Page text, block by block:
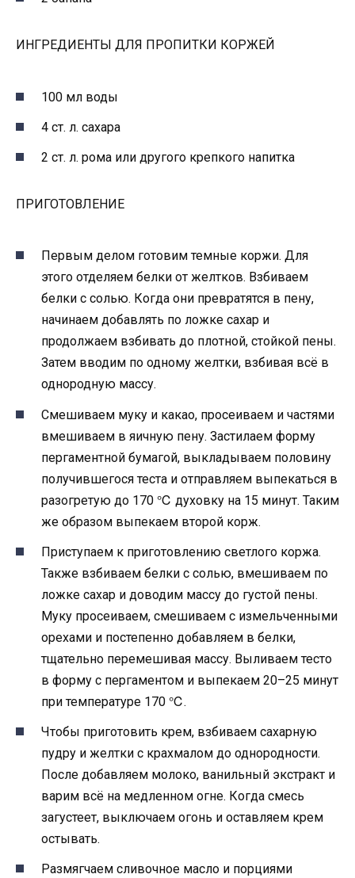
ИНГРЕДИЕНТЫ ДЛЯ ПРОПИТКИ КОРЖЕЙ
100 мл воды
4 ст. л. сахара
2 ст. л. рома или другого крепкого напитка
ПРИГОТОВЛЕНИЕ
Первым делом готовим темные коржи. Для
этого отделяем белки от желтков. Взбиваем
белки с солью. Когда они превратятся в пену,
начинаем добавлять по ложке сахар и
продолжаем взбивать до плотной, стойкой пены.
Затем вводим по одному желтки, взбивая всё в
однородную массу.
Смешиваем муку и какао, просеиваем и частями
вмешиваем в яичную пену. Застилаем форму
пергаментной бумагой, выкладываем половину
получившегося теста и отправляем выпекаться в
разогретую до 170 ℃ духовку на 15 минут. Таким
же образом выпекаем второй корж.
Приступаем к приготовлению светлого коржа.
Также взбиваем белки с солью, вмешиваем по
ложке сахар и доводим массу до густой пены.
Муку просеиваем, смешиваем с измельченными
орехами и постепенно добавляем в белки,
тщательно перемешивая массу. Выливаем тесто
в форму с пергаментом и выпекаем 20–25 минут
при температуре 170 ℃.
Чтобы приготовить крем, взбиваем сахарную
пудру и желтки с крахмалом до однородности.
После добавляем молоко, ванильный экстракт и
варим всё на медленном огне. Когда смесь
загустеет, выключаем огонь и оставляем крем
остывать.
Размягчаем сливочное масло и порциями